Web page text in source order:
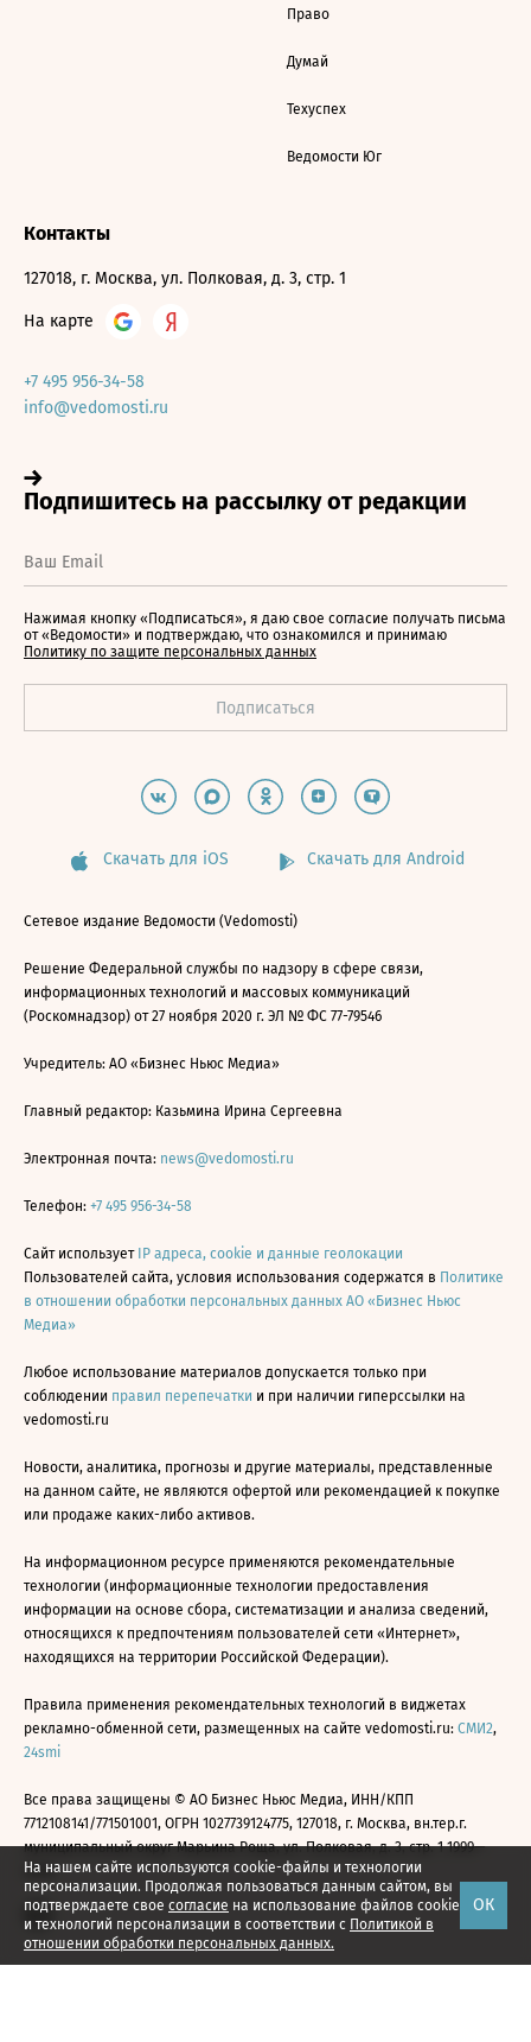
На нашем сайте используются cookie-файлы и технологии
персонализации. Продолжая пользоваться данным сайтом, вы
подтверждаете свое согласие на использование файлов cookie
и технологий персонализации в соответствии с Политикой в
отношении обработки персональных данных.
ОК
Право
Думай
Техуспех
Ведомости Юг
Контакты
127018, г. Москва, ул. Полковая, д. 3, стр. 1
На карте
+7 495 956-34-58
info@vedomosti.ru
Нажимая кнопку «Подписаться», я даю свое согласие получать письма
от «Ведомости» и подтверждаю, что ознакомился и принимаю
Политику по защите персональных данных
Скачать для iOS Скачать для Android
Сетевое издание Ведомости (Vedomosti)
Решение Федеральной службы по надзору в сфере связи,
информационных технологий и массовых коммуникаций
(Роскомнадзор) от 27 ноября 2020 г. ЭЛ № ФС 77-79546
Учредитель: АО «Бизнес Ньюс Медиа»
Главный редактор: Казьмина Ирина Сергеевна
Электронная почта: news@vedomosti.ru
Телефон: +7 495 956-34-58
Сайт использует IP адреса, cookie и данные геолокации
Пользователей сайта, условия использования содержатся в Политике
в отношении обработки персональных данных АО «Бизнес Ньюс
Медиа»
Любое использование материалов допускается только при
соблюдении правил перепечатки и при наличии гиперссылки на
vedomosti.ru
Новости, аналитика, прогнозы и другие материалы, представленные
на данном сайте, не являются офертой или рекомендацией к покупке
или продаже каких-либо активов.
На информационном ресурсе применяются рекомендательные
технологии (информационные технологии предоставления
информации на основе сбора, систематизации и анализа сведений,
относящихся к предпочтениям пользователей сети «Интернет»,
находящихся на территории Российской Федерации).
Правила применения рекомендательных технологий в виджетах
рекламно-обменной сети, размещенных на сайте vedomosti.ru: СМИ2,
24smi
Все права защищены © АО Бизнес Ньюс Медиа, ИНН/КПП
7712108141/771501001, ОГРН 1027739124775, 127018, г. Москва, вн.тер.г.
муниципальный округ Марьина Роща, ул. Полковая, д. 3, стр. 1 1999—
2026